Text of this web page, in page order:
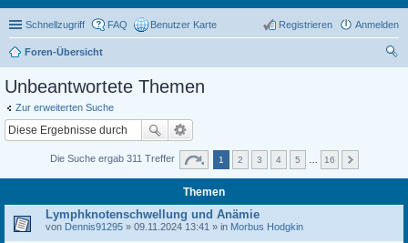
Schnellzugriff FAQ Benutzer Karte Anmelden
Registrieren
Foren-Übersicht
Unbeantwortete Themen
Zur erweiterten Suche
Die Suche ergab 311 Treffer 1 2 3 4 5 16
Themen
Lymphknotenschwellung und Anämie
von Dennis91295 » 09.11.2024 13:41 » in Morbus Hodgkin